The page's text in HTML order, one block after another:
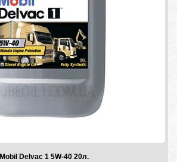
Mobil Delvac 1 5W-40 20л.